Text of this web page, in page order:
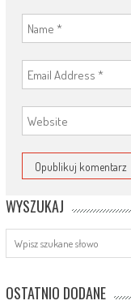
WYSZUKAJ
OSTATNIO DODANE